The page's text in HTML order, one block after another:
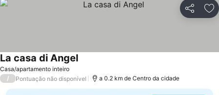
Partilhar
Casa/apartamento inteiro
La casa di Angel
/ Pontuação não disponível a 0.2 km de Centro da cidade